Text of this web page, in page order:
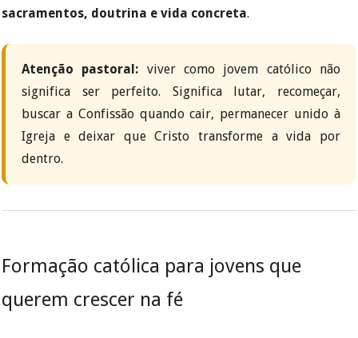
sacramentos, doutrina e vida concreta.
Atenção pastoral: viver como jovem católico não
significa ser perfeito. Significa lutar, recomeçar,
buscar a Confissão quando cair, permanecer unido à
Igreja e deixar que Cristo transforme a vida por
dentro.
Formação católica para jovens que
querem crescer na fé